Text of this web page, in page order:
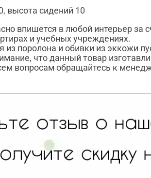
высота сидений 10
впишется в любой интерьер за
и учебных учреждениях.
из поролона и обивки из эккожи
что данный товар
вопросам обращайтесь к